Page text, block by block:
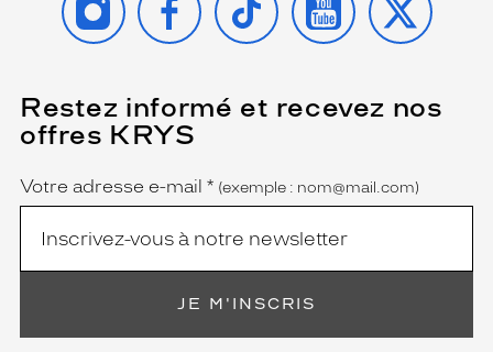
Restez informé et recevez nos
offres KRYS
Name
Votre adresse e-mail *
(Ce
champ
est
obligatoire)
(exemple : nom@mail.com)
JE M'INSCRIS